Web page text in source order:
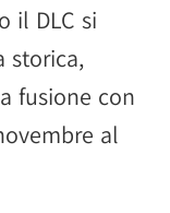
il DLC si
storica,
fusione con
al